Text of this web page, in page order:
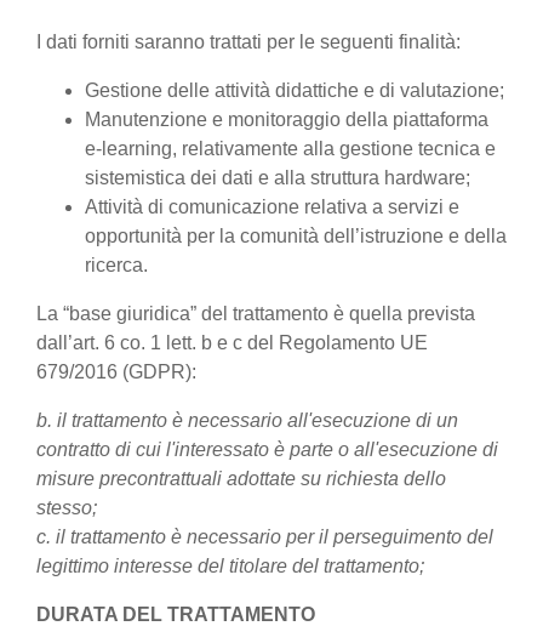
I dati forniti saranno trattati per le seguenti finalità:
Gestione delle attività didattiche e di valutazione;
Manutenzione e monitoraggio della piattaforma
e-learning, relativamente alla gestione tecnica e
sistemistica dei dati e alla struttura hardware;
Attività di comunicazione relativa a servizi e
opportunità per la comunità dell’istruzione e della
ricerca.
La “base giuridica” del trattamento è quella prevista
dall’art. 6 co. 1 lett. b e c del Regolamento UE
679/2016 (GDPR):
b. il trattamento è necessario all'esecuzione di un
contratto di cui l'interessato è parte o all'esecuzione di
misure precontrattuali adottate su richiesta dello
stesso;
c. il trattamento è necessario per il perseguimento del
legittimo interesse del titolare del trattamento;
DURATA DEL TRATTAMENTO